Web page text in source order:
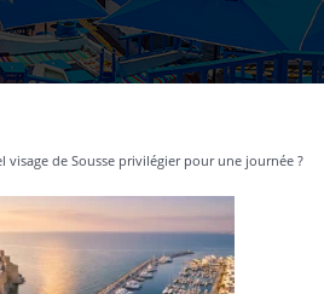
visage de Sousse privilégier pour une journée ?